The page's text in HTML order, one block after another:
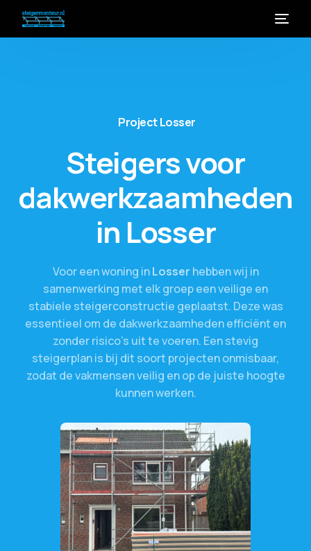
ProjectLosser
Steigersvoor
dakwerkzaamheden
in Losser
Voor eenwoning in Losser hebbenwij in
samenwerking met elkgroepeenveilige en
stabiele steigerconstructie geplaatst. Dezewas
essentieel om de dakwerkzaamhedenefficiënt en
zonderrisico’s uittevoeren. Eenstevig
steigerplanis bij dit soort projectenonmisbaar,
zodat devakmensenveilig en op de juiste hoogte
kunnenwerken.